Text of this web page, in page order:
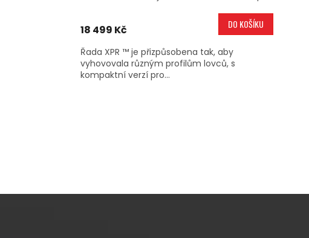
18 499 Kč DO KOŠÍKU
Řada XPR ™ je přizpůsobena tak, aby
vyhovovala různým profilům lovců, s
kompaktní verzí pro...